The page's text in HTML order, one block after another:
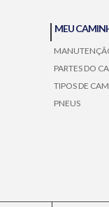
MEU
PARTES DO
TIPOS DE
PNEUS